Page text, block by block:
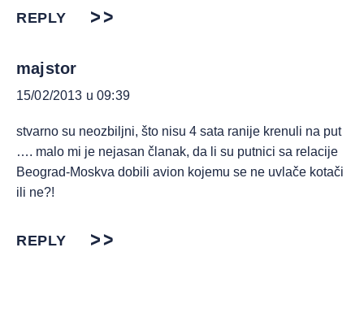
REPLY
majstor
15/02/2013 u 09:39
stvarno su neozbiljni, što nisu 4 sata ranije krenuli na put
…. malo mi je nejasan članak, da li su putnici sa relacije
Beograd-Moskva dobili avion kojemu se ne uvlače kotači
ili ne?!
REPLY